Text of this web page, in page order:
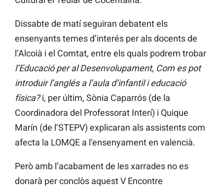
Dissabte de matí seguiran debatent els
ensenyants temes d’interés per als docents de
l’Alcoià i el Comtat, entre els quals podrem trobar
l’Educació per al Desenvolupament, Com es pot
introduir l’anglés a l’aula d’infantil i educació
física?i, per últim, Sònia Caparrós (de la
Coordinadora del Professorat Interí) i Quique
Marín (de l’STEPV) explicaran als assistents com
afecta la LOMQE a l’ensenyament en valencià.
Però amb l’acabament de les xarrades no es
donarà per conclòs aquest V Encontre